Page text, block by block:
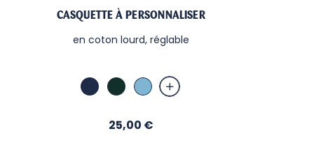
CASQUETTE À PERSONNALISER
en coton lourd, réglable
MarineVertCiel
Prix
25,00 €